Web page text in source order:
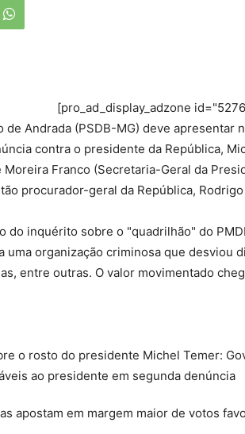
[pro_ad_display_adzone
de Andrada (PSDB-MG) deve apresentar
contra o presidente da República,
Moreira Franco (Secretaria-Geral da
procurador-geral da República,
do inquérito sobre o "quadrilhão" do
uma organização criminosa que desviou
entre outras. O valor movimentado
apostam em margem maior de votos